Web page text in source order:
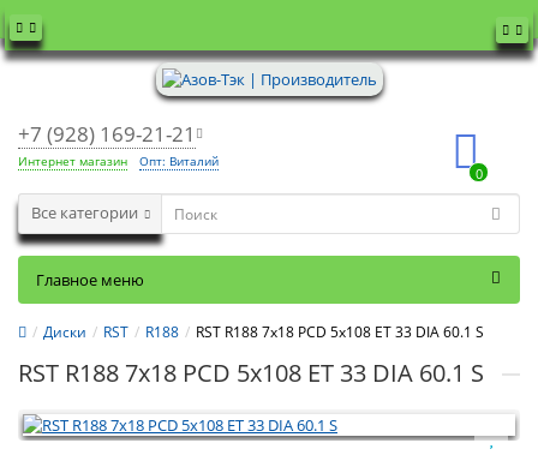
+7 (928) 169-21-21
Интернет магазин Опт: Виталий
0
Все категории
Главное меню
Диски RST R188 RST R188 7x18 PCD 5x108 ET 33 DIA 60.1 S
RST R188 7x18 PCD 5x108 ET 33 DIA 60.1 S